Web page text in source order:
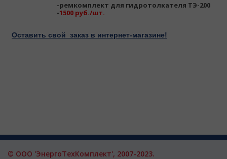
-ремкомплект для гидротолкателя ТЭ-200
-1500 руб./шт.
Оставить свой заказ в интернет-магазине!
© ООО 'ЭнергоТехКомплект', 2007-2023.